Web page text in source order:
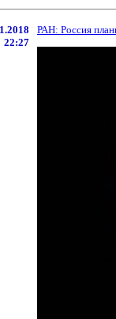
22:27
РАН: Россия